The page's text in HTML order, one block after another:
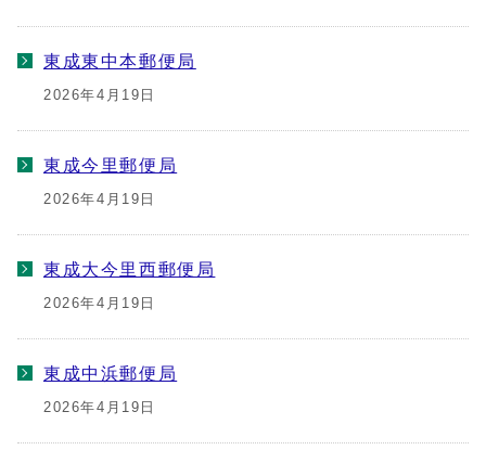
東成東中本郵便局
2026年4月19日
東成今里郵便局
2026年4月19日
東成大今里西郵便局
2026年4月19日
東成中浜郵便局
2026年4月19日